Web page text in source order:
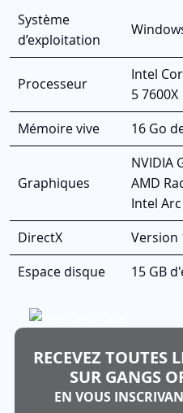
Système
d’exploitation
Processeur
Intel
5 7600X
Mémoire vive
16 Go
Graphiques
NVIDIA
AMD
Intel
DirectX
Version
Espace disque
15 GB
RECEVEZ TOUTES
SUR GANGS
EN VOUS